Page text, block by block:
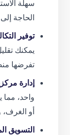
سهلة
الحاجة
توفير
يمكنك
تفرضها
إدارة
واحد، مما
أو
التسويق